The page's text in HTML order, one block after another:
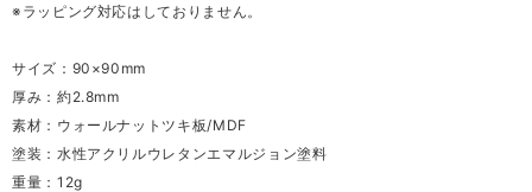
※ラッピング対応はしておりません。
サイズ：90×90mm
厚み：約2.8mm
素材：ウォールナットツキ板/MDF
塗装：水性アクリルウレタンエマルジョン塗料
重量：12g